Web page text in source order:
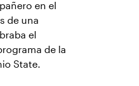
en el
de una
el
de la
State.